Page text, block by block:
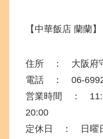
【中華飯店 蘭蘭】
住所 ： 大阪府
電話 ： 06-
営業時間 ：
20:00
定休日 ： 日曜